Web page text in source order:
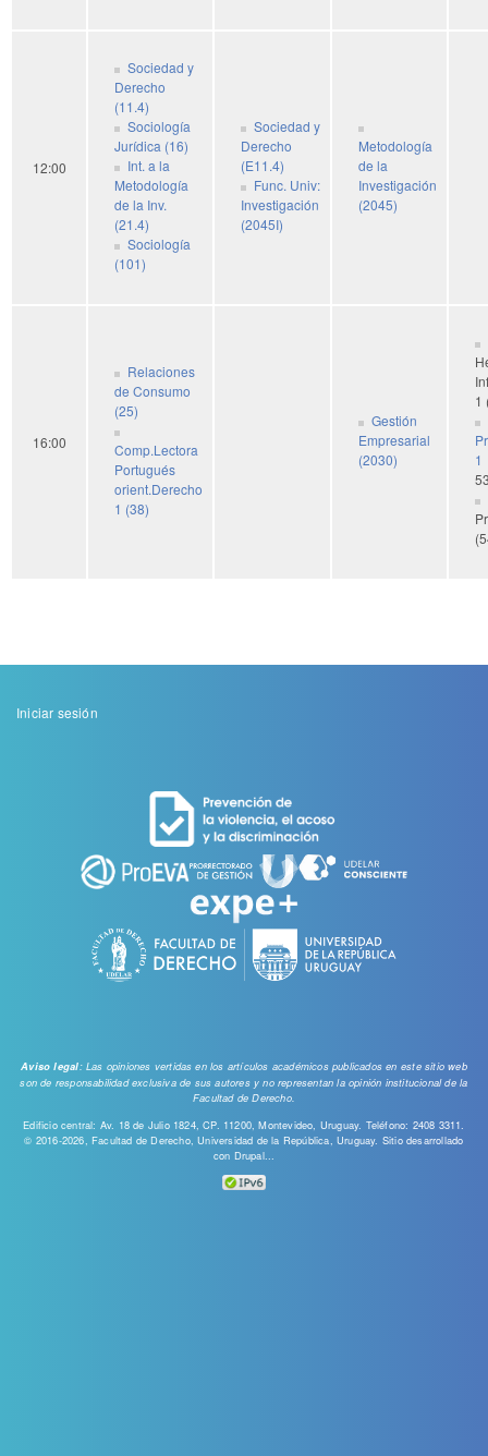
12:00
Sociedad y
Derecho
(11.4)
Sociología
Jurídica (16)
Int. a la
Metodología
de la Inv.
(21.4)
Sociología
(101)
Sociedad y
Derecho
(E11.4)
Func. Univ:
Investigación
(2045I)
Metodología
de la
Investigación
(2045)
16:00
Relaciones
de Consumo
(25)
Comp.Lectora
Portugués
orient.Derecho
1 (38)
Gestión
Empresarial
(2030)
1
1
Menu
Iniciar sesión
Aviso legal: Las opiniones vertidas en los artículos académicos publicados en este sitio web
son de responsabilidad exclusiva de sus autores y no representan la opinión institucional de la
Facultad de Derecho.
Edificio central: Av. 18 de Julio 1824, CP. 11200, Montevideo, Uruguay. Teléfono: 2408 3311.
© 2016-2026, Facultad de Derecho, Universidad de la República, Uruguay. Sitio desarrollado
con Drupal...